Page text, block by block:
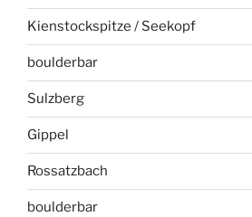
Kienstockspitze / Seekopf
boulderbar
Sulzberg
Gippel
Rossatzbach
boulderbar